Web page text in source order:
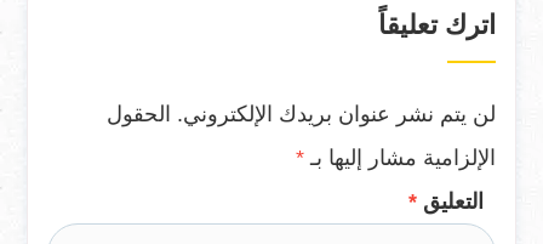
اترك تعليقاً
لن يتم نشر عنوان بريدك الإلكتروني. الحقول
الإلزامية مشار إليها بـ *
التعليق *